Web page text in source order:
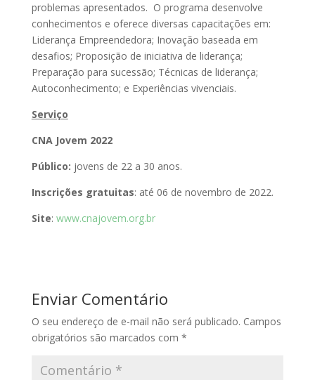
problemas apresentados. O programa desenvolve
conhecimentos e oferece diversas capacitações em:
Liderança Empreendedora; Inovação baseada em
desafios; Proposição de iniciativa de liderança;
Preparação para sucessão; Técnicas de liderança;
Autoconhecimento; e Experiências vivenciais.
Serviço
CNA Jovem 2022
Público: jovens de 22 a 30 anos.
Inscrições gratuitas: até 06 de novembro de 2022.
Site: www.cnajovem.org.br
Enviar Comentário
O seu endereço de e-mail não será publicado. Campos
obrigatórios são marcados com *